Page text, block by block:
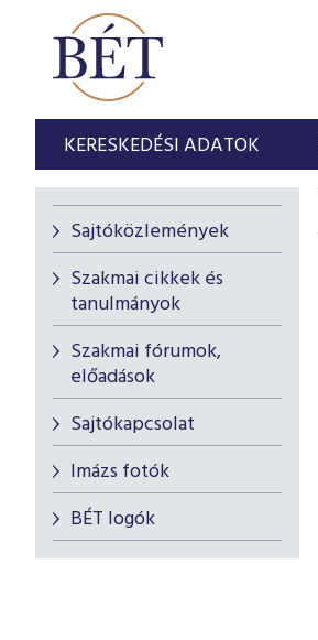
KERESKEDÉSI ADATOK
Sajtóközlemények
Szakmai cikkek és
tanulmányok
Szakmai fórumok,
előadások
Sajtókapcsolat
Imázs fotók
BÉT logók